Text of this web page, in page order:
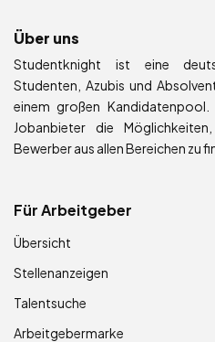
Über uns
Studentknight ist eine
Studenten, Azubis und
einem großen
Jobanbieter die
Bewerber aus allen Bereichen zu
Für Arbeitgeber
Übersicht
Stellenanzeigen
Talentsuche
Arbeitgebermarke